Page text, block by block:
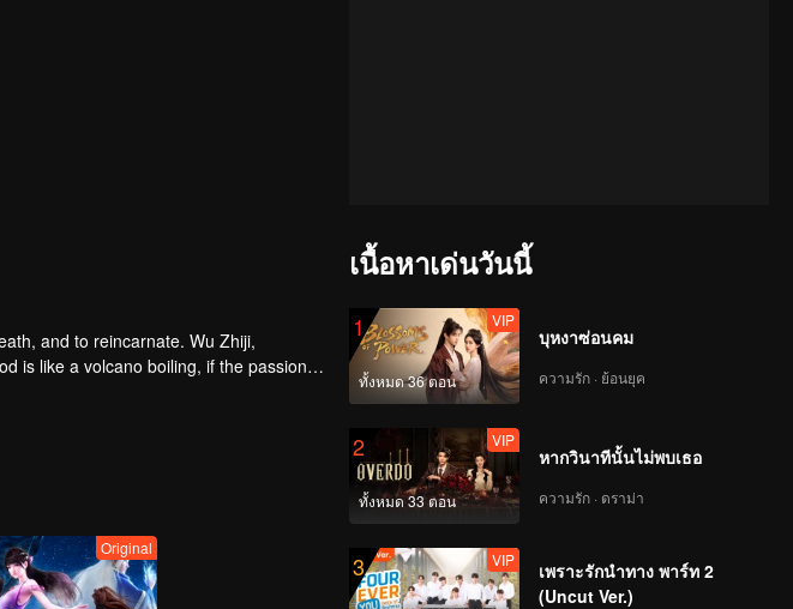
and to reincarnate. Wu Zhiji,
is like a volcano boiling, if the passion is
Original
เนื้อหาเด่นวันนี้
1
ทั้งหมด 36 ตอน
VIP
บุหงาซ่อนคม
ความรัก · ย้อนยุค
2
ทั้งหมด 33 ตอน
VIP
หากวินาทีนั้นไม่พบเธอ
ความรัก · ดราม่า
3 VIP
เพราะรักนำทาง พาร์ท 2
(Uncut Ver.)